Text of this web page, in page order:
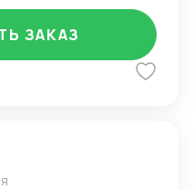
ЗАКАЗ